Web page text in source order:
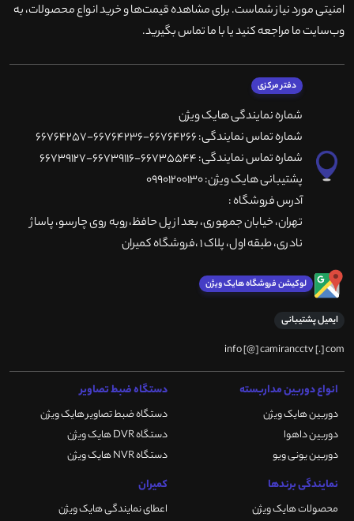
امنیتی مورد نیاز شماست. برای مشاهده قیمت‌ها و خرید انواع محصولات، به
وب‌سایت ما مراجعه کنید یا با ما تماس بگیرید.
دفتر مرکزی
شماره نمایندگی هایک ویژن
شماره تماس نمایندگی: 66764266-66764236-66764257
شماره تماس نمایندگی: 66735544-66739116-66739127
پشتیبانی هایک ویژن: 09901200130
آدرس فروشگاه :
تهران، خيابان جمهوری، بعد از پل حافظ،روبه روی چارسو، پاساژ
نادری، طبقه اول، پلاک 1 ،فروشگاه کمیران
لوکیشن فروشگاه هایک ویژن
ایمیل پشتیبانی
info [@] camirancctv [.] com
انواع دوربین مداربسته
دوربین هایک ویژن
دوربین داهوا
دوربین یونی ویو
دستگاه ضبط تصاویر
دستگاه ضبط تصاویر هایک ویژن
دستگاه DVR هایک ویژن
دستگاه NVR هایک ویژن
نمایندگی برندها
محصولات هایک ویژن
کمیران
اعطای نمایندگی هایک ویژن